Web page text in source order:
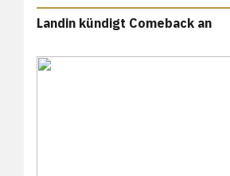
Landin kündigt Comeback an